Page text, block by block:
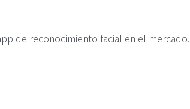
de reconocimiento facial en el mercado.